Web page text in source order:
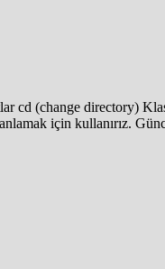
cd (change directory)
için kullanırız.